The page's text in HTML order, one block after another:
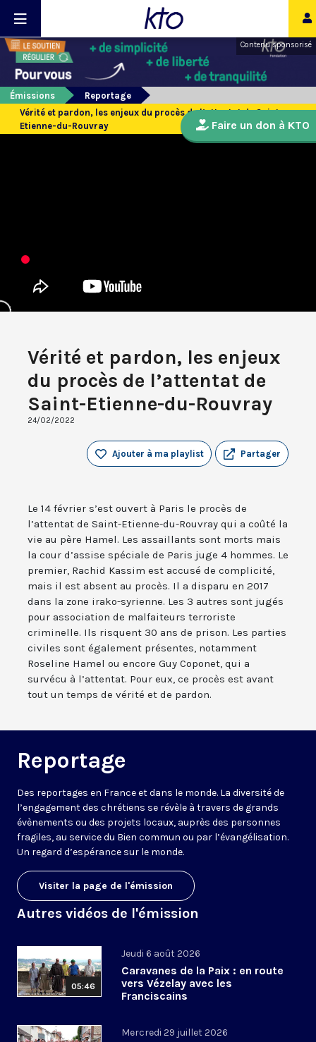
Contenu sponsorisé
Émissions
Reportage
Vérité et pardon, les enjeux du procès de l’attentat de Saint-
Etienne-du-Rouvray
Vérité et pardon, les enjeux
du procès de l’attentat de
Saint-Etienne-du-Rouvray
24/02/2022
Partager
Ajouter à ma playlist
Le 14 février s’est ouvert à Paris le procès de
l’attentat de Saint-Etienne-du-Rouvray qui a coûté la
vie au père Hamel. Les assaillants sont morts mais
la cour d’assise spéciale de Paris juge 4 hommes. Le
premier, Rachid Kassim est accusé de complicité,
mais il est absent au procès. Il a disparu en 2017
dans la zone irako-syrienne. Les 3 autres sont jugés
pour association de malfaiteurs terroriste
criminelle. Ils risquent 30 ans de prison. Les parties
civiles sont également présentes, notamment
Roseline Hamel ou encore Guy Coponet, qui a
survécu à l’attentat. Pour eux, ce procès est avant
tout un temps de vérité et de pardon.
Reportage
Des reportages en France et dans le monde. La diversité de
l’engagement des chrétiens se révèle à travers de grands
évènements ou des projets locaux, auprès des personnes
fragiles, au service du Bien commun ou par l’évangélisation.
Un regard d’espérance sur le monde.
Visiter la page de l'émission
Autres vidéos de l'émission
05:46
Jeudi 6 août 2026
Caravanes de la Paix : en route
vers Vézelay avec les
Franciscains
Mercredi 29 juillet 2026
Faire un don à KTO